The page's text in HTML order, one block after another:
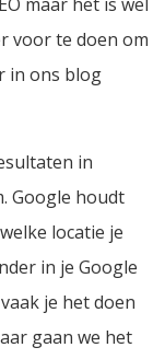
voor te doen om
in ons blog
in
Google houdt
locatie je
in je Google
je het doen
gaan we het